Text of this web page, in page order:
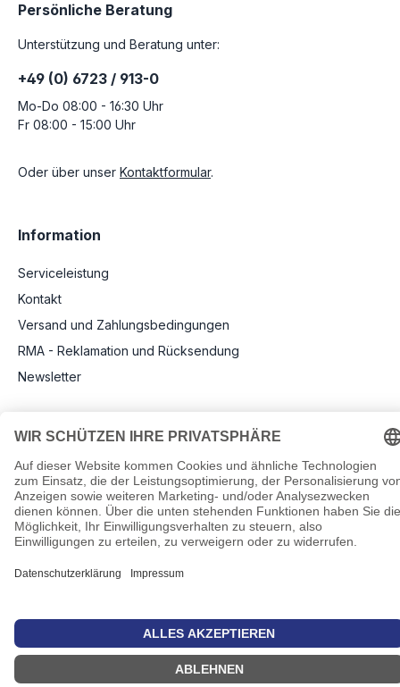
Persönliche Beratung
Unterstützung und Beratung unter:
+49 (0) 6723 / 913-0
Mo-Do 08:00 - 16:30 Uhr
Fr 08:00 - 15:00 Uhr
Oder über unser Kontaktformular.
Information
Serviceleistung
Kontakt
Versand und Zahlungsbedingungen
RMA - Reklamation und Rücksendung
Newsletter
Rechtliche Angaben
Impressum
AGB
Datenschutz